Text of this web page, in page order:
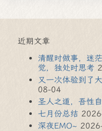
近期文章
清醒时做事，迷
觉，独处时思考
又一次体验到了
08-04
圣人之道，吾性
七月份总结
深夜EMO~